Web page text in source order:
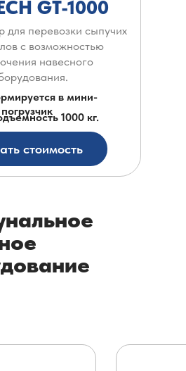
перевозки сыпучих
с возможностью
навесного
GT-1000
1000 кг.
в мини-
погрузчик
стоимость